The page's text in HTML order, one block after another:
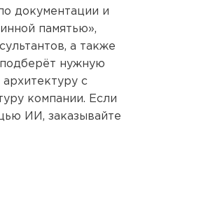
документации и
памятью»,
а также
нужную
с
компании. Если
ИИ, заказывайте